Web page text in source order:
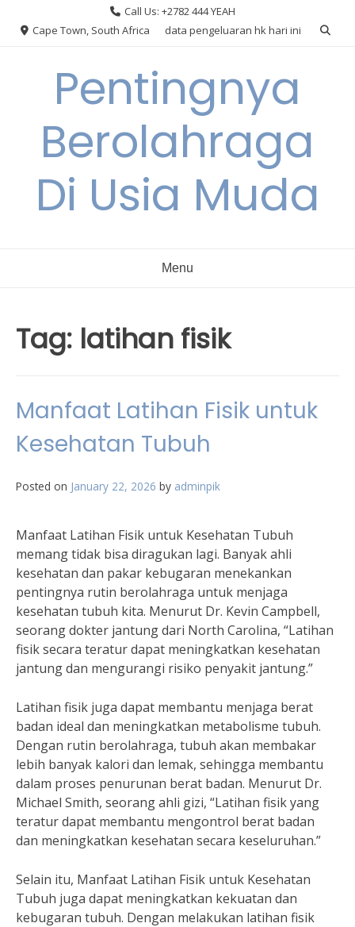
Call Us: +2782 444 YEAH
Cape Town, South Africa
data pengeluaran hk hari ini
Pentingnya
Berolahraga
Di Usia Muda
Menu
Tag: latihan fisik
Manfaat Latihan Fisik untuk
Kesehatan Tubuh
Posted on January 22, 2026 by adminpik
Manfaat Latihan Fisik untuk Kesehatan Tubuh
memang tidak bisa diragukan lagi. Banyak ahli
kesehatan dan pakar kebugaran menekankan
pentingnya rutin berolahraga untuk menjaga
kesehatan tubuh kita. Menurut Dr. Kevin Campbell,
seorang dokter jantung dari North Carolina, “Latihan
fisik secara teratur dapat meningkatkan kesehatan
jantung dan mengurangi risiko penyakit jantung.”
Latihan fisik juga dapat membantu menjaga berat
badan ideal dan meningkatkan metabolisme tubuh.
Dengan rutin berolahraga, tubuh akan membakar
lebih banyak kalori dan lemak, sehingga membantu
dalam proses penurunan berat badan. Menurut Dr.
Michael Smith, seorang ahli gizi, “Latihan fisik yang
teratur dapat membantu mengontrol berat badan
dan meningkatkan kesehatan secara keseluruhan.”
Selain itu, Manfaat Latihan Fisik untuk Kesehatan
Tubuh juga dapat meningkatkan kekuatan dan
kebugaran tubuh. Dengan melakukan latihan fisik